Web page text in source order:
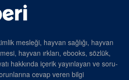
mesleği, hayvan sağlığı, hayvan
hayvan ırkları, ebooks, sözlük,
hakkında içerik yayınlayan ve soru-
cevap veren bilgi